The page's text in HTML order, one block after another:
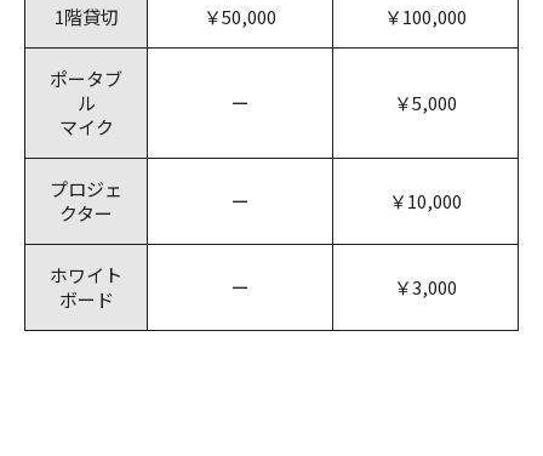
1階貸切 ￥50,000 ￥100,000
ポータブ
ル
マイク
ー ￥5,000
プロジェ
クター
ー ￥10,000
ホワイト
ボード
ー ￥3,000